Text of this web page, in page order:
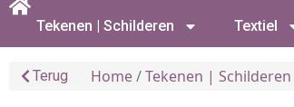
Tekenen | Schilderen Textiel
Terug Home/Tekenen | Schilderen